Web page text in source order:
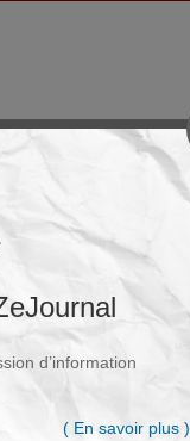
d’information
( En savoir plus )